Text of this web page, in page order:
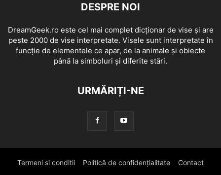
DESPRE NOI
DreamGeek.ro este cel mai complet dicționar de vise și are
peste 2000 de vise interpretate. Visele sunt interpretate în
funcție de elementele ce apar, de la animale și obiecte
până la simboluri și diferite stări.
URMĂRIȚI-NE
Termeni si conditii Politică de confidențialitate Contact